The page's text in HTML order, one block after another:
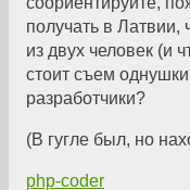
получать в
из двух человек (и
стоит съем
разработчики?
(В гугле был, но
php-coder